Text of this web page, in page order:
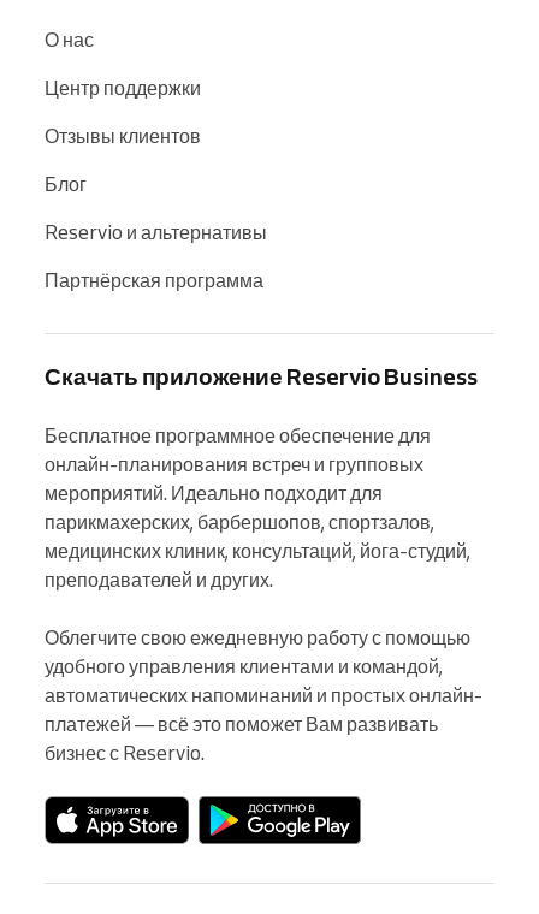
О нас
Центр поддержки
Отзывы клиентов
Блог
Reservio и альтернативы
Партнёрская программа
Скачать приложение Reservio Business
Бесплатное программное обеспечение для
онлайн-планирования встреч и групповых
мероприятий. Идеально подходит для
парикмахерских, барбершопов, спортзалов,
медицинских клиник, консультаций, йога-студий,
преподавателей и других.
Облегчите свою ежедневную работу с помощью
удобного управления клиентами и командой,
автоматических напоминаний и простых онлайн-
платежей — всё это поможет Вам развивать
бизнес с Reservio.